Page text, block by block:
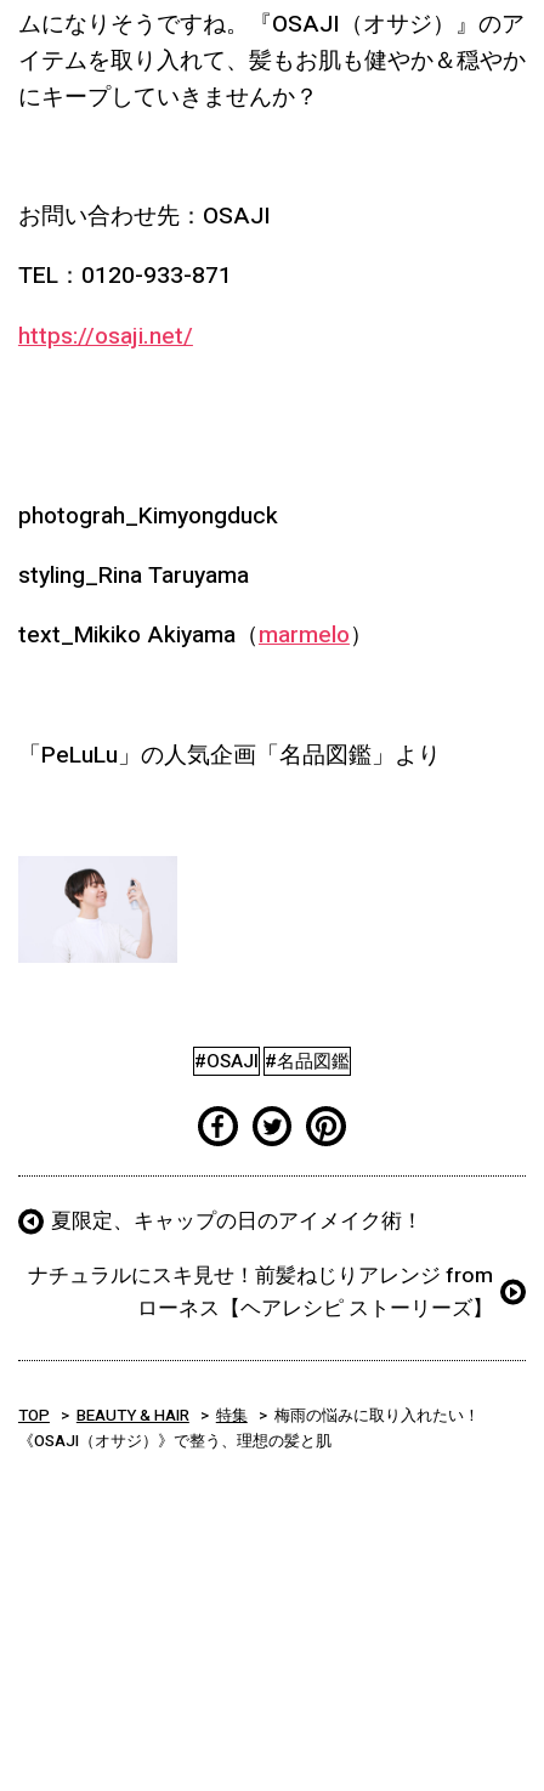
ムになりそうですね。『OSAJI（オサジ）』のア
イテムを取り入れて、髪もお肌も健やか＆穏やか
にキープしていきませんか？
お問い合わせ先：OSAJI
TEL：0120-933-871
https://osaji.net/
photograh_Kimyongduck
styling_Rina Taruyama
text_Mikiko Akiyama（marmelo）
「PeLuLu」の人気企画「名品図鑑」より
#OSAJI #名品図鑑
夏限定、キャップの日のアイメイク術！
ナチュラルにスキ見せ！前髪ねじりアレンジ from
ローネス【ヘアレシピ ストーリーズ】
TOP BEAUTY & HAIR 特集
梅雨の悩みに取り入れたい！
《OSAJI（オサジ）》で整う、理想の髪と肌